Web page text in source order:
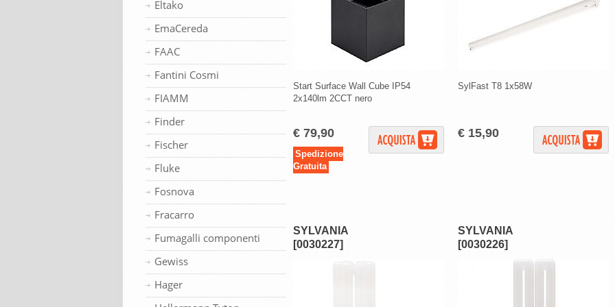
Eltako
EmaCereda
FAAC
Fantini Cosmi
FIAMM
Finder
Fischer
Fluke
Fosnova
Fracarro
Fumagalli componenti
Gewiss
Hager
Start Surface Wall Cube IP54
2x140lm 2CCT nero
€ 79,90
Spedizione
Gratuita
SylFast T8 1x58W
€ 15,90
SYLVANIA
[0030227]
SYLVANIA
[0030226]